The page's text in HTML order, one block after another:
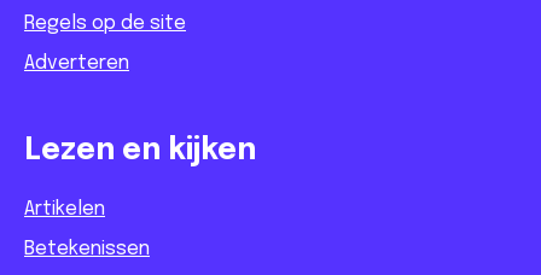
Regels op de site
Adverteren
Lezen en kijken
Artikelen
Betekenissen